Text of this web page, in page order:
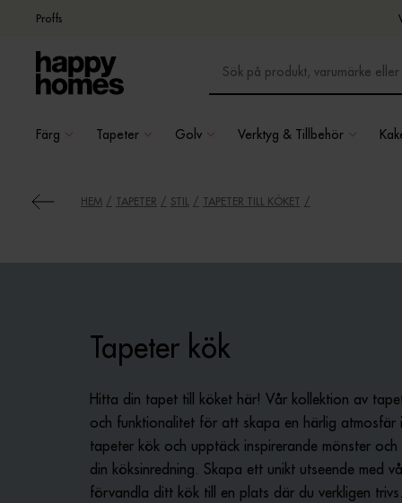
Proffs
Färg Tapeter Golv Verktyg & Tillbehör
HEM TAPETER STIL TAPETER TILL KÖKET
Tapeter kök
Hitta din tapet till köket här! Vår kollektion av
och funktionalitet för att skapa en härlig atmosfär
tapeter kök och upptäck inspirerande mönster
din köksinredning. Skapa ett unikt utseende med
förvandla ditt kök till en plats där du verkligen trivs.